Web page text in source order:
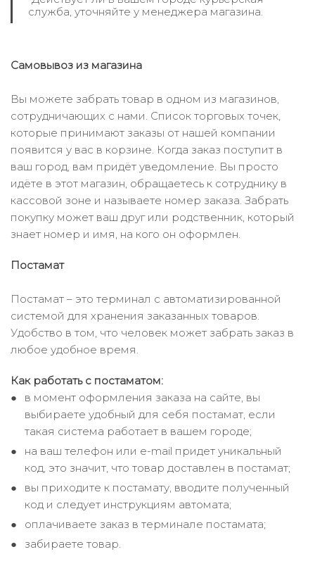
служба, уточняйте у менеджера магазина.
Самовывоз из магазина
Вы можете забрать товар в одном из магазинов,
сотрудничающих с нами. Список торговых точек,
которые принимают заказы от нашей компании
появится у вас в корзине. Когда заказ поступит в
ваш город, вам придёт уведомление. Вы просто
идёте в этот магазин, обращаетесь к сотруднику в
кассовой зоне и называете номер заказа. Забрать
покупку может ваш друг или родственник, который
знает номер и имя, на кого он оформлен.
Постамат
Постамат – это терминал с автоматизированной
системой для хранения заказанных товаров.
Удобство в том, что человек может забрать заказ в
любое удобное время.
Как работать с постаматом:
в момент оформления заказа на сайте, вы
выбираете удобный для себя постамат, если
такая система работает в вашем городе;
на ваш телефон или e-mail придет уникальный
код, это значит, что товар доставлен в постамат;
вы приходите к постамату, вводите полученный
код и следует инструкциям автомата;
оплачиваете заказ в терминале постамата;
забираете товар.